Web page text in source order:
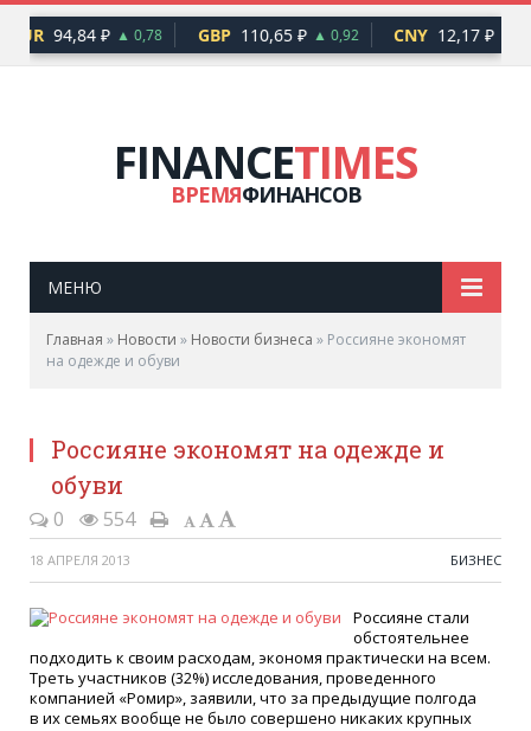
EUR 94,84 ₽ ▲ 0,78 GBP 110,65 ₽ ▲ 0,92 CNY 12,17 ₽ ▲
FINANCETIMES
ВРЕМЯФИНАНСОВ
МЕНЮ
Главная » Новости » Новости бизнеса » Россияне экономят
на одежде и обуви
Россияне экономят на одежде и
обуви
0 554
18 АПРЕЛЯ 2013 БИЗНЕС
Россияне стали
обстоятельнее
подходить к своим расходам, экономя практически на всем.
Треть участников (32%) исследования, проведенного
компанией «Ромир», заявили, что за предыдущие полгода
в их семьях вообще не было совершено никаких крупных